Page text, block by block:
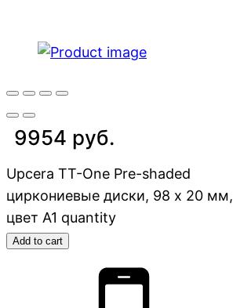
9954 руб.
Upcera TT-One Pre-shaded
циркониевые диски, 98 x 20 мм,
цвет A1 quantity
Add to cart